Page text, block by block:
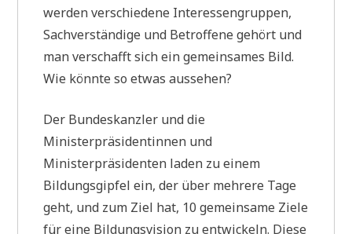
werden verschiedene Interessengruppen,
Sachverständige und Betroffene gehört und
man verschafft sich ein gemeinsames Bild.
Wie könnte so etwas aussehen?
Der Bundeskanzler und die
Ministerpräsidentinnen und
Ministerpräsidenten laden zu einem
Bildungsgipfel ein, der über mehrere Tage
geht, und zum Ziel hat, 10 gemeinsame Ziele
für eine Bildungsvision zu entwickeln. Diese